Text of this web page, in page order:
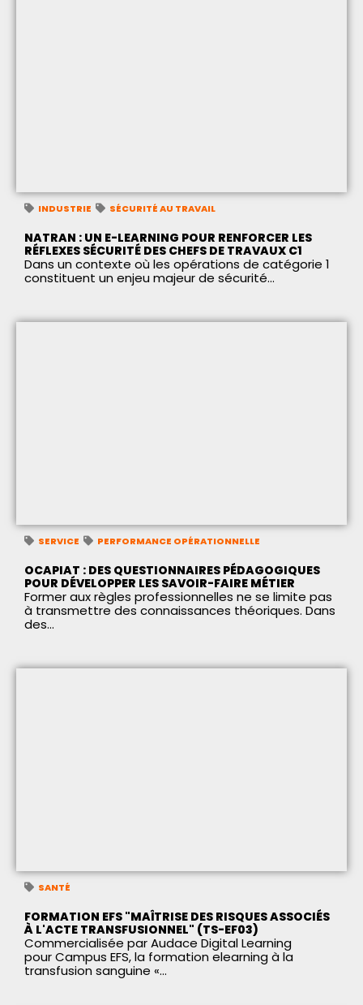
INDUSTRIE SÉCURITÉ AU TRAVAIL
NATRAN : UN E-LEARNING POUR RENFORCER LES
RÉFLEXES SÉCURITÉ DES CHEFS DE TRAVAUX C1
Dans un contexte où les opérations de catégorie 1
constituent un enjeu majeur de sécurité...
SERVICE PERFORMANCE OPÉRATIONNELLE
OCAPIAT : DES QUESTIONNAIRES PÉDAGOGIQUES
POUR DÉVELOPPER LES SAVOIR-FAIRE MÉTIER
Former aux règles professionnelles ne se limite pas
à transmettre des connaissances théoriques. Dans
des...
SANTÉ
FORMATION EFS "MAÎTRISE DES RISQUES ASSOCIÉS
À L'ACTE TRANSFUSIONNEL" (TS-EF03)
Commercialisée par Audace Digital Learning
pour Campus EFS, la formation elearning à la
transfusion sanguine «...